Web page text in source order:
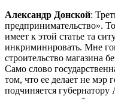
Александр Донской:
предпринимательство».
имеет к этой статье та
инкриминировать. Мне
строительство магазина
Само слово
том, что ее делает не мэр
подчиняется губернатору